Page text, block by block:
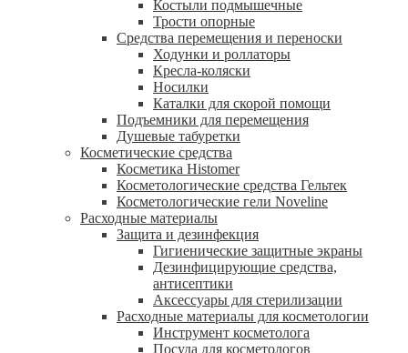
Костыли подмышечные
Трости опорные
Средства перемещения и переноски
Ходунки и роллаторы
Кресла-коляски
Носилки
Каталки для скорой помощи
Подъемники для перемещения
Душевые табуретки
Косметические средства
Косметика Histomer
Косметологические средства Гельтек
Косметологические гели Noveline
Расходные материалы
Защита и дезинфекция
Гигиенические защитные экраны
Дезинфицирующие средства,
антисептики
Аксессуары для стерилизации
Расходные материалы для косметологии
Инструмент косметолога
Посуда для косметологов